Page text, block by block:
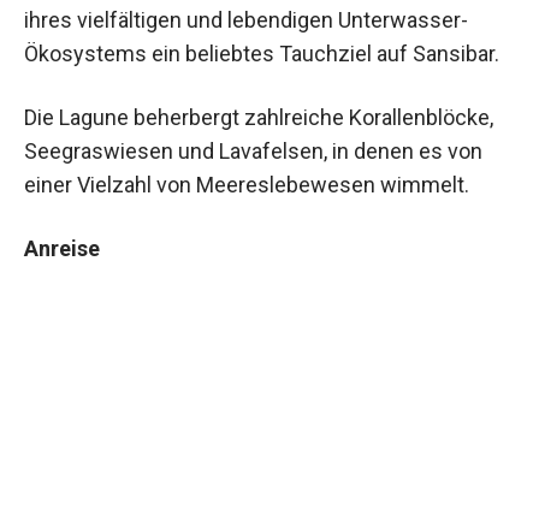
ihres vielfältigen und lebendigen Unterwasser-
Ökosystems ein beliebtes Tauchziel auf Sansibar.
Die Lagune beherbergt zahlreiche Korallenblöcke,
Seegraswiesen und Lavafelsen, in denen es von
einer Vielzahl von Meereslebewesen wimmelt.
Anreise